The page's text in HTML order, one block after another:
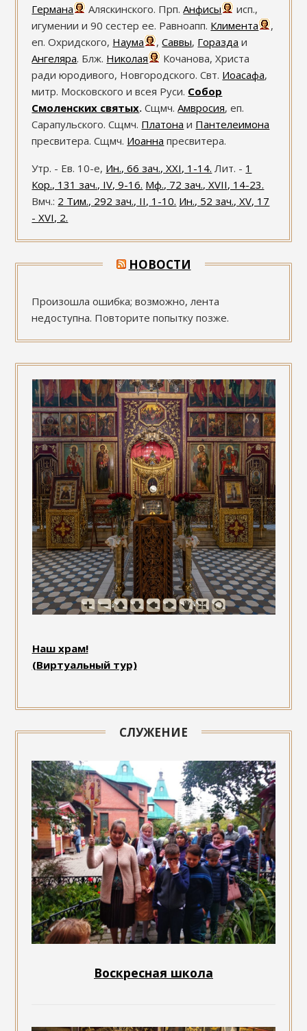
Германа
Аляскинского. Прп.Анфисы
исп.,
игумении и 90 сестер ее. Равноапп. Климента
,
еп. Охридского, Наума ,Саввы, Горазда и
Ангеляра. Блж. Николая
Кочанова, Христа
ради юродивого, Новгородского. Свт. Иоасафа,
митр. Московского и всея Руси. Собор
Смоленских святых. Сщмч.Амвросия, еп.
Сарапульского. Сщмч. Платона и Пантелеимона
пресвитера. Сщмч. Иоанна пресвитера.
Утр. - Ев. 10-е, Ин., 66 зач., XXI, 1-14. Лит. - 1
Кор., 131 зач., IV, 9-16. Мф., 72 зач., XVII, 14-23.
Вмч.: 2 Тим., 292 зач., II, 1-10. Ин., 52 зач., XV, 17
- XVI, 2.
НОВОСТИ
Произошла ошибка; возможно, лента
недоступна. Повторите попытку позже.
Наш храм!
(Виртуальный тур)
СЛУЖЕНИЕ
Воскресная школа